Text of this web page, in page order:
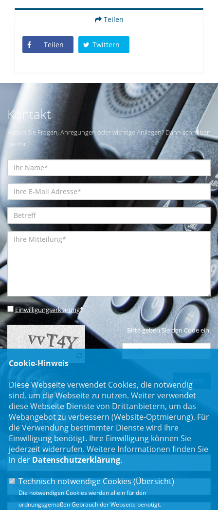
Teilen
Teilen Twittern
Kontakt
Haben Sie Fragen, Anregungen oder wichtige Anliegen? Dann schreiben
Sie mir!
Einwilligungserklärung*
Bitte geben Sie den Code ein:
* Pflichtfeld
Newsletter
Erhalten Sie Neuigkeiten aus dem Landtag und der Region.
Cookie-Hinweis
Diese Webseite verwendet Cookies, die notwendig
sind, um die Webseite zu nutzen. Weiter verwendet
diese Webseite Dienste von Drittanbietern, um das
Webangebot zu verbessern (Website-Optmierung). Für
die Verwendung bestimmter Dienste wird Ihre
Einwilligung benötigt. Ihre Einwilligung können Sie
jederzeit widerrufen. Weitere Informationen finden Sie
in der Datenschutzerklärung.
Technisch notwendige Cookies (Übersicht)
Die notwendigen Cookies werden allein für den
ordnungsgemäßen Gebrauch der Webseite benötigt.